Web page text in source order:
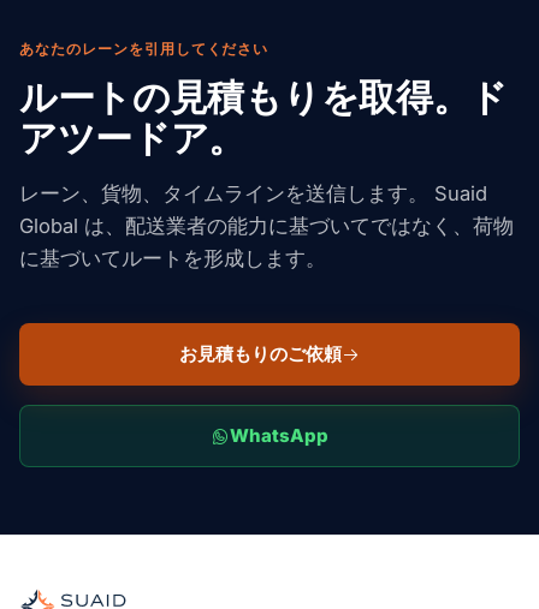
あなたのレーンを引用してください
ルートの見積もりを取得。ド
アツードア。
レーン、貨物、タイムラインを送信します。 Suaid
Global は、配送業者の能力に基づいてではなく、荷物
に基づいてルートを形成します。
お見積もりのご依頼
WhatsApp
世界の海、空、陸、税関、倉庫を担当する独立した貨物オー